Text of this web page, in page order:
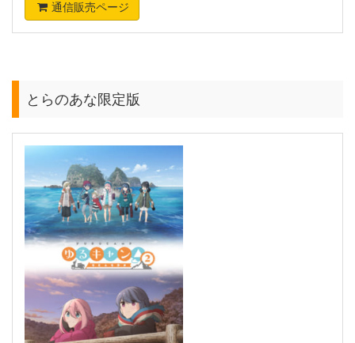
通信販売ページ
とらのあな限定版